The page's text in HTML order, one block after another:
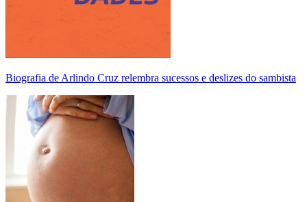
Biografia de Arlindo Cruz relembra sucessos e deslizes do sambista